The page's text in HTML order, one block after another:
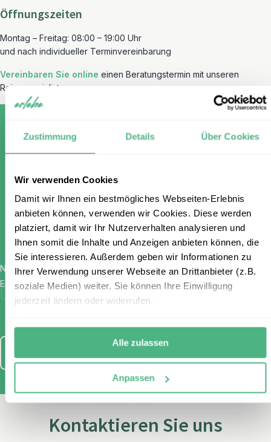
Zustimmung Details Über Cookies
Wir verwenden Cookies
Damit wir Ihnen ein bestmögliches Webseiten-Erlebnis
anbieten können, verwenden wir Cookies. Diese werden
platziert, damit wir Ihr Nutzerverhalten analysieren und
Ihnen somit die Inhalte und Anzeigen anbieten können, die
Sie interessieren. Außerdem geben wir Informationen zu
Ihrer Verwendung unserer Webseite an Drittanbieter (z.B.
soziale Medien) weiter. Sie können Ihre Einwilligung
jederzeit ändern oder widerrufen.
Alle zulassen
Anpassen
Öffnungszeiten
Montag – Freitag: 08:00 – 19:00 Uhr
und nach individueller Terminvereinbarung
Vereinbaren Sie online einen Beratungstermin mit unseren
Reisespezialisten.
kostenlosen Newsletter an und
erhalten Sie einen 100 €
Gutschein
Name *
E-Mail *
Ich habe die Bestimmungen zumDatenschutzgelesen und
stimme diesen zu.
Kontaktieren Sie uns